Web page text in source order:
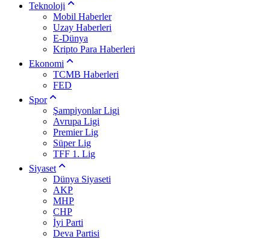
Teknoloji
Mobil Haberler
Uzay Haberleri
E-Dünya
Kripto Para Haberleri
Ekonomi
TCMB Haberleri
FED
Spor
Şampiyonlar Ligi
Avrupa Ligi
Premier Lig
Süper Lig
TFF 1. Lig
Siyaset
Dünya Siyaseti
AKP
MHP
CHP
İyi Parti
Deva Partisi